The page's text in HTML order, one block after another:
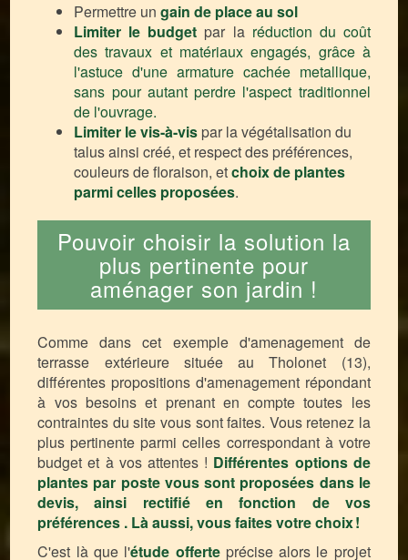
Permettre ungain de place au sol
Limiter le budget par la réduction du coût
des travaux et matériaux engagés, grâce à
l'astuce d'une armature cachée metallique,
sans pour autant perdre l'aspect traditionnel
de l'ouvrage.
Limiter le vis-à-vis par la végétalisation du
talus ainsi créé, et respect des préférences,
couleurs de floraison, etchoix de plantes
parmi celles proposées.
Pouvoir choisir la solution la
plus pertinente pour
aménager son jardin !
Comme dans cet exemple d'amenagement de
terrasse extérieure située au Tholonet (13),
différentes propositions d'amenagement répondant
à vos besoins et prenant en compte toutes les
contraintes du site vous sont faites. Vous retenez la
plus pertinente parmi celles correspondant à votre
budget et à vos attentes ! Différentes options de
plantes par poste vous sont proposées dans le
devis, ainsi rectifié en fonction de vos
préférences . Là aussi, vous faites votre choix !
C'est là que l'étude offerteprécise alors le projet